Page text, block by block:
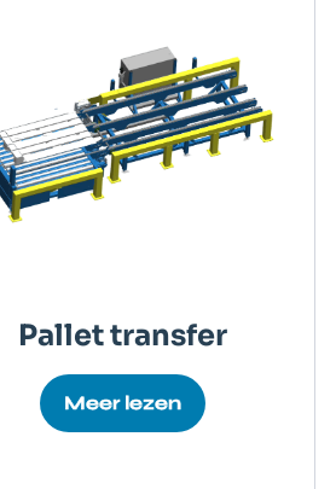
Pallet transfer
Meer lezen